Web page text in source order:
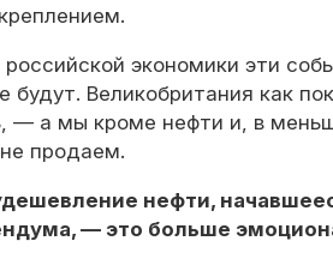
экономики эти
будут. Великобритания как
— а мы кроме нефти и, в
продаем.
нефти,
— это больше